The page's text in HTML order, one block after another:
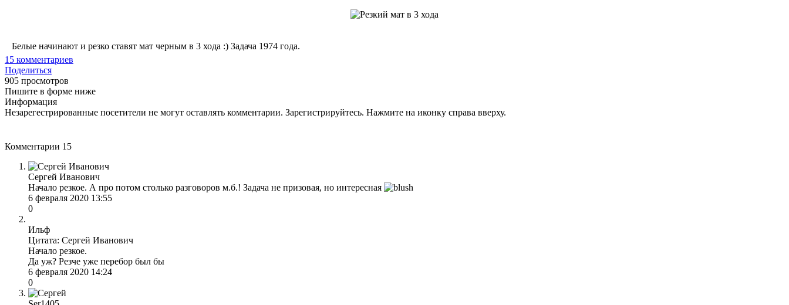
Белые начинают и резко ставят мат черным в 3 хода :) Задача 1974 года.
15 комментариев
Поделиться
905 просмотров
Пишите в форме ниже
Информация
Незарегестрированные посетители не могут оставлять комментарии. Зарегистрируйтесь. Нажмите на иконку справа вверху.
Комментарии 15
Сергей Иванович
Начало резкое. А про потом столько разговоров м.б.! Задача не призовая, но интересная
6 февраля 2020 13:55
0
Ильф
Цитата: Сергей Иванович
Начало резкое.
Да уж? Резче уже перебор был бы
6 февраля 2020 14:24
0